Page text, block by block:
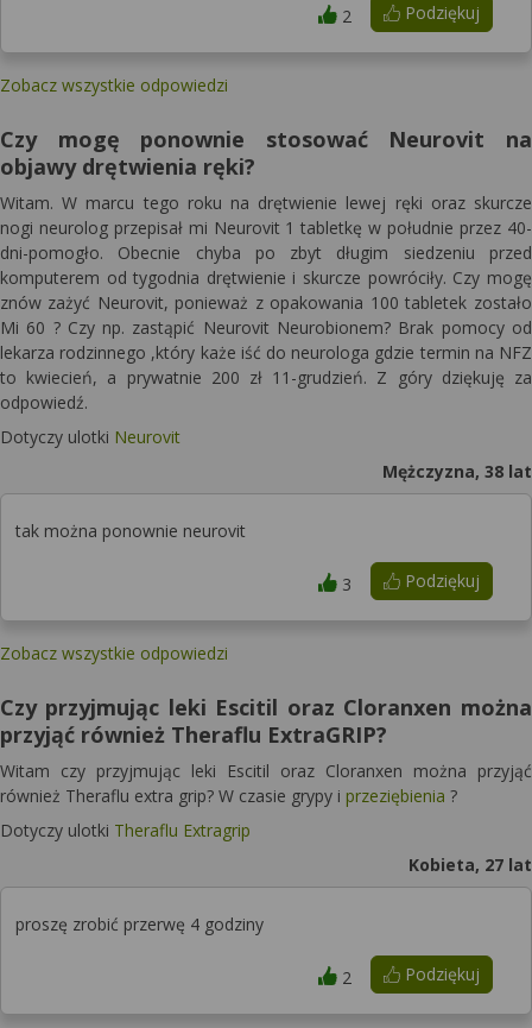
Podziękuj
2
Zobacz wszystkie odpowiedzi
Czy mogę ponownie stosować Neurovit na
objawy drętwienia ręki?
Witam. W marcu tego roku na drętwienie lewej ręki oraz skurcze
nogi neurolog przepisał mi Neurovit 1 tabletkę w południe przez 40-
dni-pomogło. Obecnie chyba po zbyt długim siedzeniu przed
komputerem od tygodnia drętwienie i skurcze powróciły. Czy mogę
znów zażyć Neurovit, ponieważ z opakowania 100 tabletek zostało
Mi 60 ? Czy np. zastąpić Neurovit Neurobionem? Brak pomocy od
lekarza rodzinnego ,który każe iść do neurologa gdzie termin na NFZ
to kwiecień, a prywatnie 200 zł 11-grudzień. Z góry dziękuję za
odpowiedź.
Dotyczy ulotki Neurovit
Mężczyzna, 38 lat
tak można ponownie neurovit
Podziękuj
3
Zobacz wszystkie odpowiedzi
Czy przyjmując leki Escitil oraz Cloranxen można
przyjąć również Theraflu ExtraGRIP?
Witam czy przyjmując leki Escitil oraz Cloranxen można przyjąć
również Theraflu extra grip? W czasie grypy i przeziębienia ?
Dotyczy ulotki Theraflu Extragrip
Kobieta, 27 lat
proszę zrobić przerwę 4 godziny
Podziękuj
2